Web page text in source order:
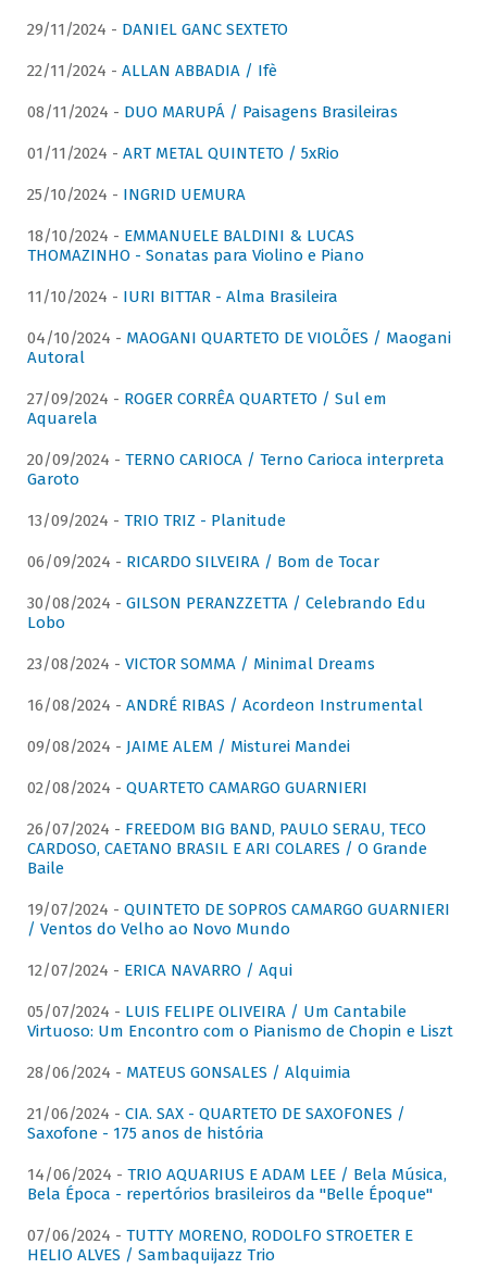
29/11/2024 - DANIEL GANC SEXTETO
22/11/2024 - ALLAN ABBADIA / Ifè
08/11/2024 - DUO MARUPÁ / Paisagens Brasileiras
01/11/2024 - ART METAL QUINTETO / 5xRio
25/10/2024 - INGRID UEMURA
18/10/2024 - EMMANUELE BALDINI & LUCAS
THOMAZINHO - Sonatas para Violino e Piano
11/10/2024 - IURI BITTAR - Alma Brasileira
04/10/2024 - MAOGANI QUARTETO DE VIOLÕES / Maogani
Autoral
27/09/2024 - ROGER CORRÊA QUARTETO / Sul em
Aquarela
20/09/2024 - TERNO CARIOCA / Terno Carioca interpreta
Garoto
13/09/2024 - TRIO TRIZ - Planitude
06/09/2024 - RICARDO SILVEIRA / Bom de Tocar
30/08/2024 - GILSON PERANZZETTA / Celebrando Edu
Lobo
23/08/2024 - VICTOR SOMMA / Minimal Dreams
16/08/2024 - ANDRÉ RIBAS / Acordeon Instrumental
09/08/2024 - JAIME ALEM / Misturei Mandei
02/08/2024 - QUARTETO CAMARGO GUARNIERI
26/07/2024 - FREEDOM BIG BAND, PAULO SERAU, TECO
CARDOSO, CAETANO BRASIL E ARI COLARES / O Grande
Baile
19/07/2024 - QUINTETO DE SOPROS CAMARGO GUARNIERI
/ Ventos do Velho ao Novo Mundo
12/07/2024 - ERICA NAVARRO / Aqui
05/07/2024 - LUIS FELIPE OLIVEIRA / Um Cantabile
Virtuoso: Um Encontro com o Pianismo de Chopin e Liszt
28/06/2024 - MATEUS GONSALES / Alquimia
21/06/2024 - CIA. SAX - QUARTETO DE SAXOFONES /
Saxofone - 175 anos de história
14/06/2024 - TRIO AQUARIUS E ADAM LEE / Bela Música,
Bela Época - repertórios brasileiros da "Belle Époque"
07/06/2024 - TUTTY MORENO, RODOLFO STROETER E
HELIO ALVES / Sambaquijazz Trio